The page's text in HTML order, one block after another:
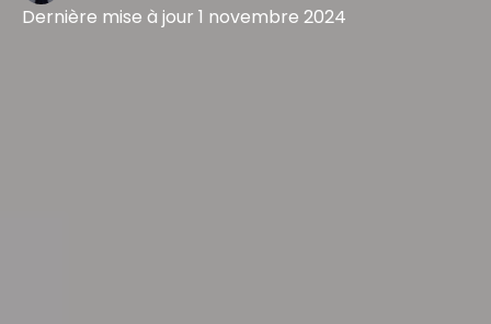
Dernière mise à jour 1 novembre 2024